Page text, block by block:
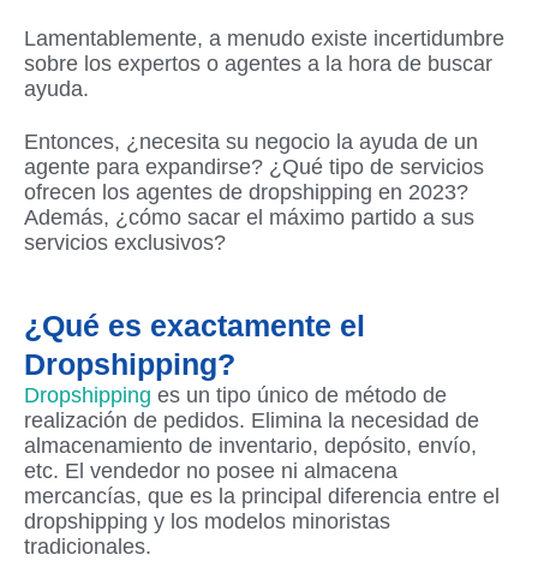
Lamentablemente, a menudo existe incertidumbre
sobre los expertos o agentes a la hora de buscar
ayuda.
Entonces, ¿necesita su negocio la ayuda de un
agente para expandirse? ¿Qué tipo de servicios
ofrecen los agentes de dropshipping en 2023?
Además, ¿cómo sacar el máximo partido a sus
servicios exclusivos?
¿Qué es exactamente el
Dropshipping?
Dropshipping es un tipo único de método de
realización de pedidos. Elimina la necesidad de
almacenamiento de inventario, depósito, envío,
etc. El vendedor no posee ni almacena
mercancías, que es la principal diferencia entre el
dropshipping y los modelos minoristas
tradicionales.